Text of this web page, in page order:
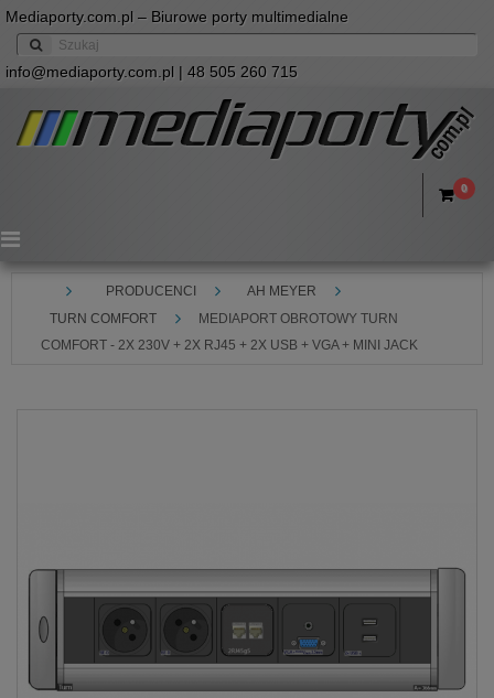
Mediaporty.com.pl – Biurowe porty multimedialne
info@mediaporty.com.pl | 48 505 260 715
0
Menu
PRODUCENCI
AH MEYER
TURN COMFORT
MEDIAPORT OBROTOWY TURN
COMFORT - 2X 230V + 2X RJ45 + 2X USB + VGA + MINI JACK